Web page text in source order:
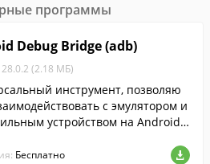
программы
Debug Bridge (adb)
(2.18 МБ)
инструмент, позволяю
с эмулятором и
устройством на Android,п
строки.
Бесплатно